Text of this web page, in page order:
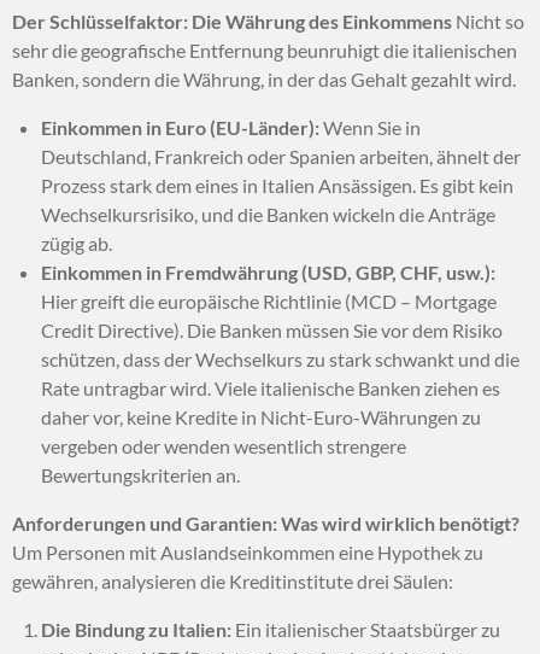
Der Schlüsselfaktor: Die Währung des Einkommens Nicht so
sehr die geografische Entfernung beunruhigt die italienischen
Banken, sondern die Währung, in der das Gehalt gezahlt wird.
Einkommen in Euro (EU-Länder):Wenn Sie in
Deutschland, Frankreich oder Spanien arbeiten, ähnelt der
Prozess stark dem eines in Italien Ansässigen. Es gibt kein
Wechselkursrisiko, und die Banken wickeln die Anträge
zügig ab.
Einkommen in Fremdwährung (USD, GBP, CHF, usw.):
Hier greift die europäische Richtlinie (MCD – Mortgage
Credit Directive). Die Banken müssen Sie vor dem Risiko
schützen, dass der Wechselkurs zu stark schwankt und die
Rate untragbar wird. Viele italienische Banken ziehen es
daher vor, keine Kredite in Nicht-Euro-Währungen zu
vergeben oder wenden wesentlich strengere
Bewertungskriterien an.
Anforderungen und Garantien: Was wird wirklich benötigt?
Um Personen mit Auslandseinkommen eine Hypothek zu
gewähren, analysieren die Kreditinstitute drei Säulen:
Die Bindung zu Italien: Ein italienischer Staatsbürger zu